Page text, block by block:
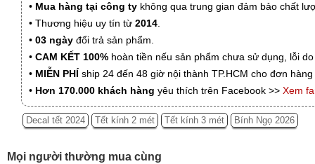
• Mua hàng tại công ty không qua trung gian đảm bảo chất
• Thương hiệu uy tín từ 2014.
• 03 ngày đổi trả sản phẩm.
• CAM KẾT 100% hoàn tiền nếu sản phẩm chưa sử dụng, lỗi
• MIỄN PHÍ ship 24 đến 48 giờ nội thành TP.HCM cho đơn
• Hơn 170.000 khách hàng yêu thích trên Facebook >> Xem
Decal tết 2024 Tết kính 2 mét Tết kính 3 mét Bính Ngọ 2026
Mọi người thường mua cùng